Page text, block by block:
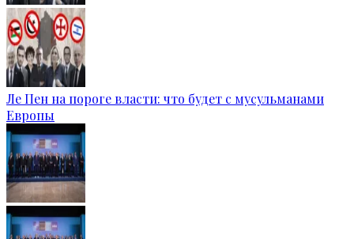
Ле Пен на пороге власти: что будет с мусульманами
Европы